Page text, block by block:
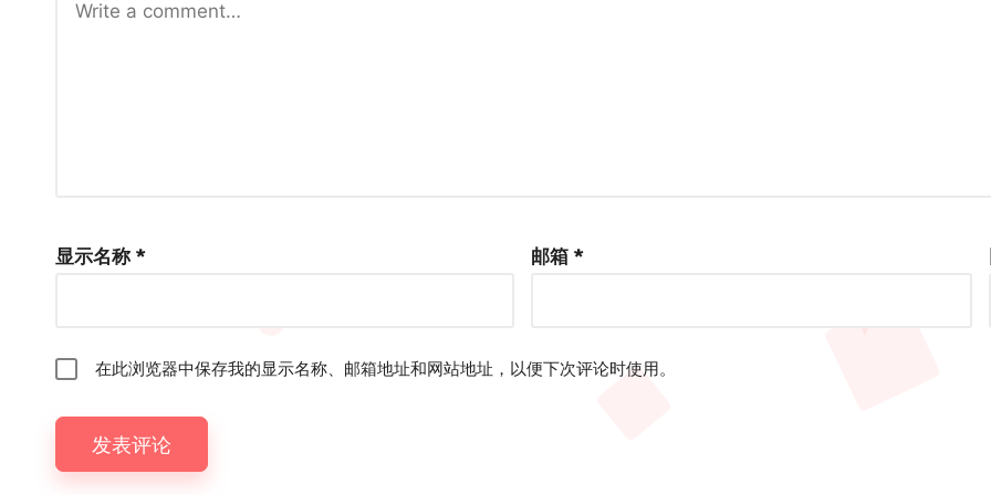
显示名称 * 邮箱 *
在此浏览器中保存我的显示名称、邮箱地址和网站地址，以便下次评论时使用。